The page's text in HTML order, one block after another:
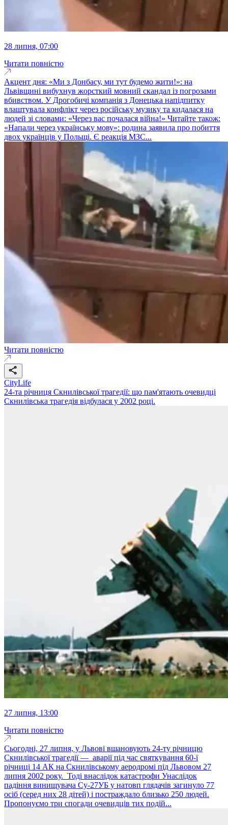
28 липня, 07:00
Читати повністю
Акцент дня: «Ми з Донбасу, ми тут будемо жити!»: на
Львівщині вибухнув жорсткий мовний скандал із погрозами
вбивством. У Дрогобичі компанія з Донецька напідпитку
влаштувала конфлікт через російську музику та кидалася на
людей зі словами: «Через вас почалася війна!» Читайте також:
«Напали через українську мову»: родина заявила про побиття
двох українців у Польщі. Є реакція МЗС...
Читати повністю
CityLife
24-та річниця Скнилівської трагедії: що пам'ятають очевидці
Скнилівська трагедія відбулася у 2002 році.
27 липня, 13:00
Читати повністю
Сьогодні, 27 липня, у Львові вшановують 24-ту річницю
Скнилівської трагедії — аварії під час святкування 60-ї
річниці 14 АК на Скнилівському аеродромі під Львовом 27
липня 2002 року. Тоді внаслідок катастрофи Унаслідок
падіння винищувача Су-27УБ у натовп глядачів загинуло 77
осіб (серед них 28 дітей) і постраждало близько 250 людей.
Пропонуємо три спогади очевидців тих подій...